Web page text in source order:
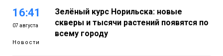
16:41
07 августа
Новости
Зелёный курс Норильска: новые
скверы и тысячи растений появятся по
всему городу